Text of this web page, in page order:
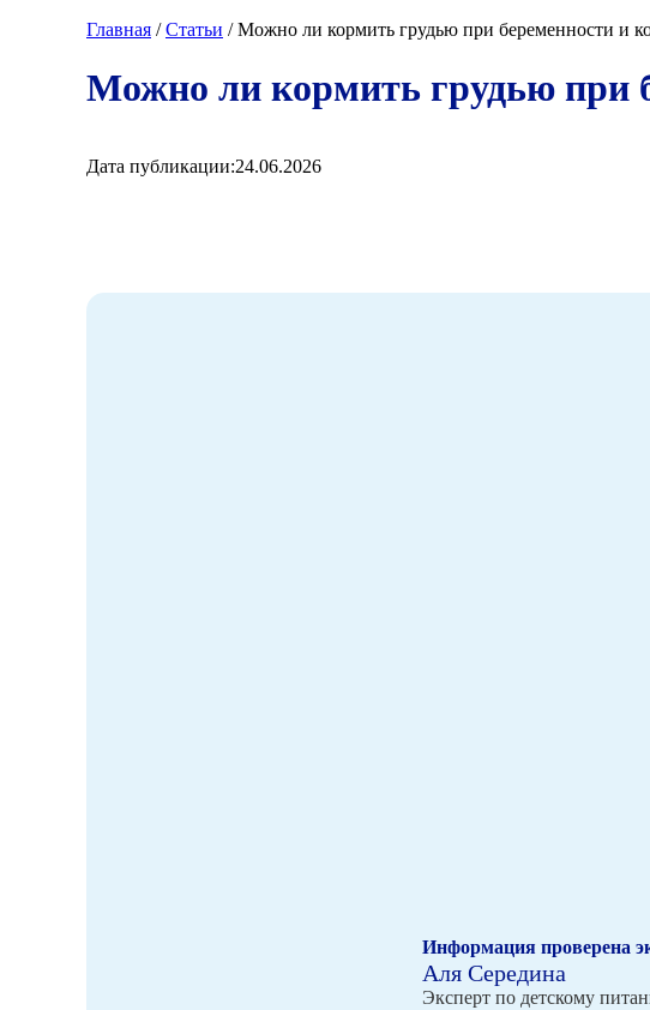
Главная /Cтатьи /Можно ли кормить грудью при беременности и
Можно ли кормить грудью при
Дата публикации:24.06.2026
Информация проверена
Аля Середина
Эксперт по детскому